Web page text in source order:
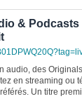
& Podcasts
audio, des
en streaming ou
Un titre